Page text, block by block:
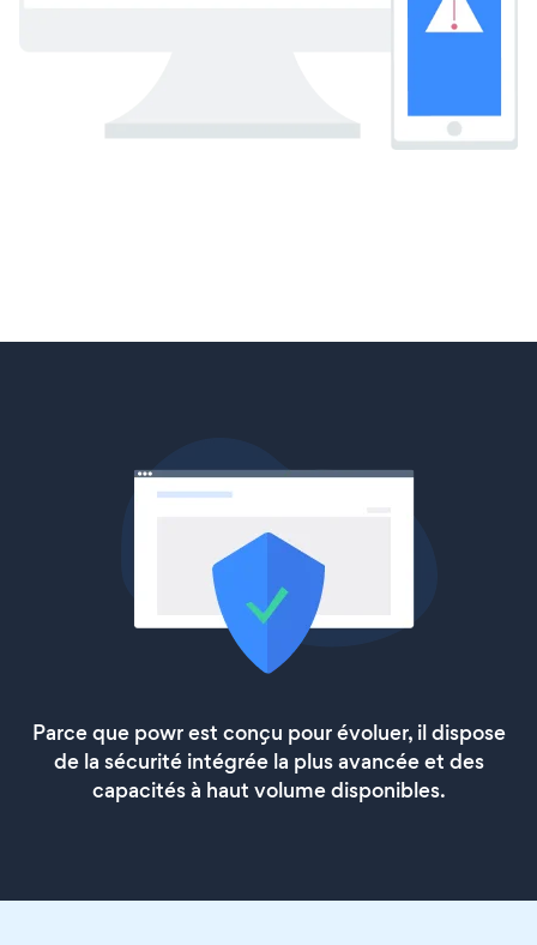
Parce que powr est conçu pour évoluer, il dispose
de la sécurité intégrée la plus avancée et des
capacités à haut volume disponibles.